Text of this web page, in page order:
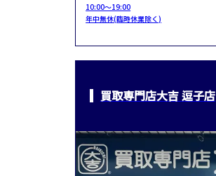
10:00～19:00
年中無休(臨時休業除く)
買取専門店大吉 逗子店